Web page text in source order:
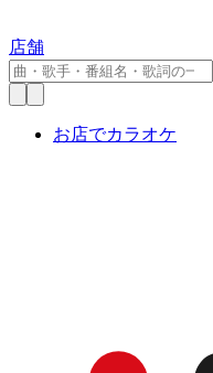
店舗
お店でカラオケ